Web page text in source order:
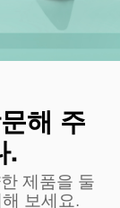
해 주
.
제품을 둘
보세요.